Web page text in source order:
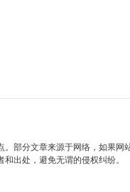
部分文章来源于网络，如果网
出处，避免无谓的侵权纠纷。